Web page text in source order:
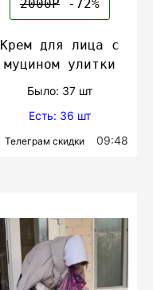
2000Р -72%
Крем для лица с
муцином улитки
Было: 37 шт
Есть: 36 шт
Телеграм скидки 09:48